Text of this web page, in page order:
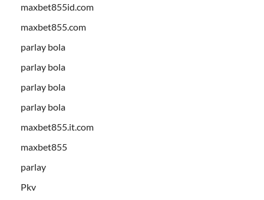
maxbet855id.com
maxbet855.com
parlay bola
parlay bola
parlay bola
parlay bola
maxbet855.it.com
maxbet855
parlay
Pkv